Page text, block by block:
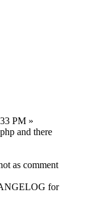
PM »
and there
as comment
for